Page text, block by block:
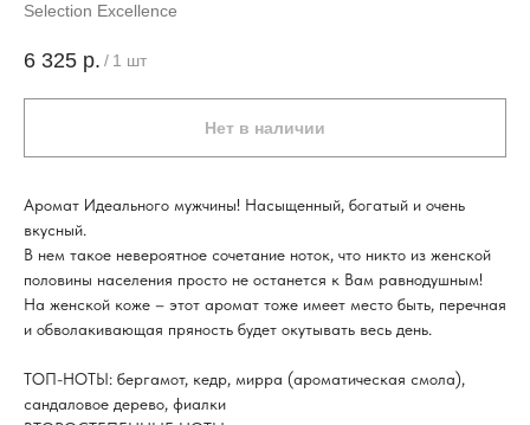
Selection Excellence
6 325 р. / 1 шт
Нет в наличии
Аромат Идеального мужчины! Насыщенный, богатый и очень
вкусный.
В нем такое невероятное сочетание ноток, что никто из женской
половины населения просто не останется к Вам равнодушным!
На женской коже – этот аромат тоже имеет место быть, перечная
и обволакивающая пряность будет окутывать весь день.
ТОП-НОТЫ: бергамот, кедр, мирра (ароматическая смола),
сандаловое дерево, фиалки